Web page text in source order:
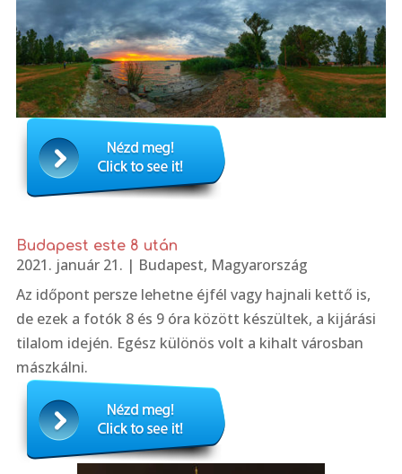
Budapest este 8 után
2021. január 21. | Budapest, Magyarország
Az időpont persze lehetne éjfél vagy hajnali kettő is,
de ezek a fotók 8 és 9 óra között készültek, a kijárási
tilalom idején. Egész különös volt a kihalt városban
mászkálni.